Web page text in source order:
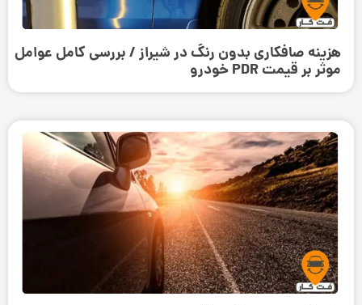
هزینه صافکاری بدون رنگ در شیراز / بررسی کامل عوامل
موثر بر قیمت PDR خودرو